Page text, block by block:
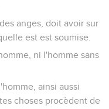
anges, doit avoir sur
est est soumise.
ni l'homme sans
ainsi aussi
choses procèdent de